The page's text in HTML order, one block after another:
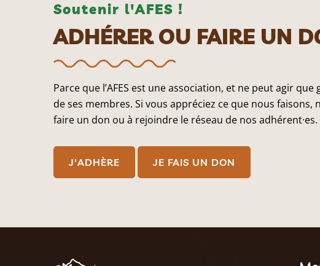
Soutenir l'AFES !
ADHÉRER OU FAIRE UN
Parce que l’AFES est une association, et ne peut agir que
de ses membres. Si vous appréciez ce que nous faisons,
faire un don ou à rejoindre le réseau de nos adhérent·es.
J'ADHÈRE JE FAIS UN DON